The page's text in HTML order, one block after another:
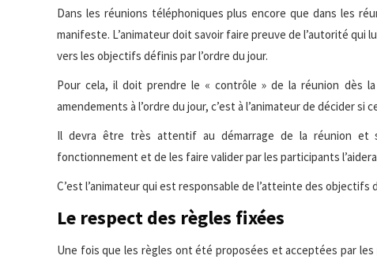
Dans les réunions téléphoniques plus encore que dans les
manifeste. L’animateur doit savoir faire preuve de l’autorité
vers les objectifs définis par l’ordre du jour.
Pour cela, il doit prendre le « contrôle » de la réunion dès
amendements à l’ordre du jour, c’est à l’animateur de décider si
Il devra être très attentif au démarrage de la réunion et
fonctionnement et de les faire valider par les participants
C’est l’animateur qui est responsable de l’atteinte des objectifs
Le respect des règles fixées
Une fois que les règles ont été proposées et acceptées par